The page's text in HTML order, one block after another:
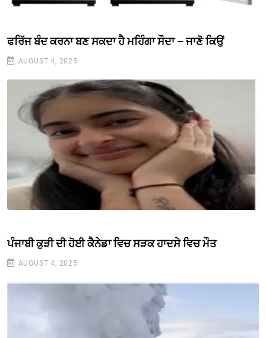
ਫਰਿੱਜ ਬੰਦ ਕਰਨਾ ਬਣ ਸਕਦਾ ਹੈ ਮਹਿੰਗਾ ਸੌਦਾ – ਜਾਣੋ ਕਿਉਂ
AUGUST 4, 2025
ਪੰਜਾਬੀ ਕੁੜੀ ਦੀ ਹੋਈ ਕੈਨੇਡਾ ਵਿਚ ਸੜਕ ਹਾਦਸੇ ਵਿਚ ਮੌਤ
AUGUST 4, 2025